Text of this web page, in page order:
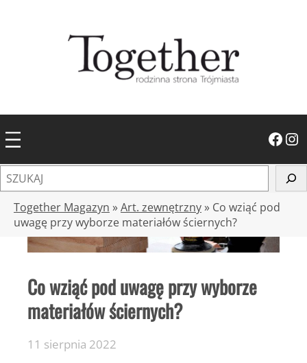
Facebook Instagram
z
Together Magazyn »Art. zewnętrzny» Co wziąć pod
uwagę przy wyborze materiałów ściernych?
Co wziąć pod uwagę przy wyborze
materiałów ściernych?
11 sierpnia 2022